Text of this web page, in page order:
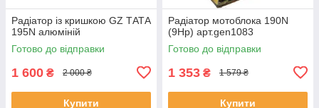
Радіатор із кришкою GZ ТАТА
195N алюміній
Готово до відправки
1 600 ₴ 2 000 ₴
Купити
Радіатор мотоблока 190N
(9Hp) арт.gen1083
Готово до відправки
1 353 ₴ 1 579 ₴
Купити